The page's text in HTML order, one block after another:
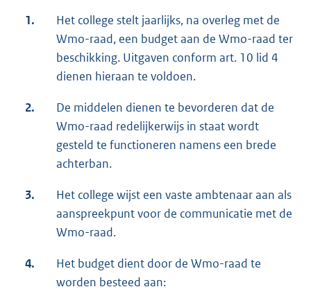
1.
Het college stelt jaarlijks, na overleg met de
Wmo-raad, een budget aan de Wmo-raad ter
beschikking. Uitgaven conform art. 10 lid 4
dienen hieraan te voldoen.
2.
De middelen dienen te bevorderen dat de
Wmo-raad redelijkerwijs in staat wordt
gesteld te functioneren namens een brede
achterban.
3.
Het college wijst een vaste ambtenaar aan als
aanspreekpunt voor de communicatie met de
Wmo-raad.
4.
Het budget dient door de Wmo-raad te
worden besteed aan: